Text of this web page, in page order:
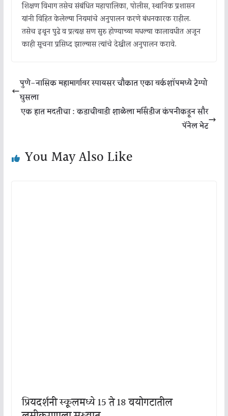
शिक्षण विभाग तसेच संबंधित महापालिका, पोलीस, स्थानिक प्रशासन
यांनी विहित केलेल्या नियमांचे अनुपालन करणे बंधनकारक राहील.
तसेच इथून पुढे व प्रत्यक्ष सण सुरु होण्याच्या मधल्या कालावधीत अजून
काही सूचना प्रसिध्द झाल्यास त्यांचे देखील अनुपालन करावे.
पुणे-नासिक महामार्गावर स्पायसर चौकात एका वर्कशॉपमध्ये टेम्पो
घुसला
एक हात मदतीचा : कडाचीवाडी शाळेला मर्सिडीज कंपनीकडून सौर
पॅनेल भेट
You May Also Like
प्रियदर्शनी स्कूलमध्ये 15 ते 18 वयोगटातील